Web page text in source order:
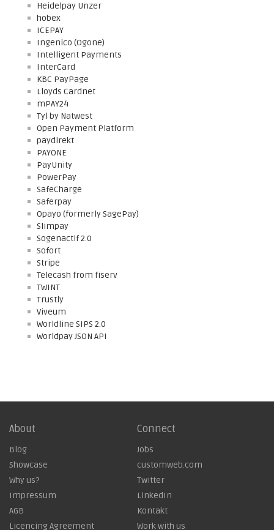
Heidelpay Unzer
hobex
ICEPAY
Ingenico (Ogone)
Intelligent Payments
InterCard
KBC PayPage
Lloyds Cardnet
mPAY24
Tyl by Natwest
Open Payment Platform
paydirekt
PAYONE
PayUnity
PowerPay
SafeCharge
Saferpay
Opayo (formerly SagePay)
Slimpay
Sogenactif 2.0
Sofort
Stripe
Telecash from fiserv
TWINT
Trustly
Viveum
Worldline SIPS 2.0
Worldpay JSON API
About
Blog
Showcase
Why us?
Impressum
AGB
Licencing Agreement
Connect
Jobs
customweb.com
Twitter
LinkedIn
Kontakt
Work with us